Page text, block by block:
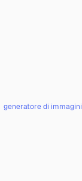
generatore di immagini